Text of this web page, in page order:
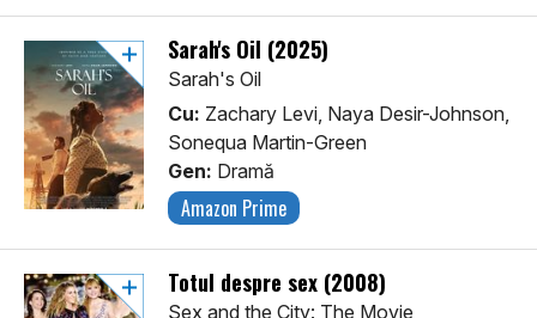
Sarah's Oil (2025)
Sarah's Oil
Cu: Zachary Levi, Naya Desir-Johnson,
Sonequa Martin-Green
Gen: Dramă
Amazon Prime
Totul despre sex (2008)
Sex and the City: The Movie